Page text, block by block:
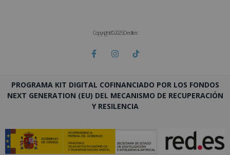
Copyright © 2025 Deditec
PROGRAMA KIT DIGITAL COFINANCIADO POR LOS FONDOS
NEXT GENERATION (EU) DEL MECANISMO DE RECUPERACIÓN
Y RESILENCIA